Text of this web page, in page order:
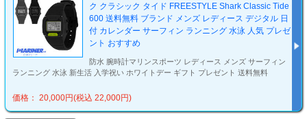
ク クラシック タイド FREESTYLE Shark Classic Tide
600 送料無料 ブランド メンズ レディース デジタル 日
付 カレンダー サーフィン ランニング 水泳 人気 プレゼ
ント おすすめ
防水 腕時計マリンスポーツ レディース メンズ サーフィン
ランニング 水泳 新生活 入学祝い ホワイトデー ギフト プレゼント 送料無料
価格： 20,000円(税込 22,000円)